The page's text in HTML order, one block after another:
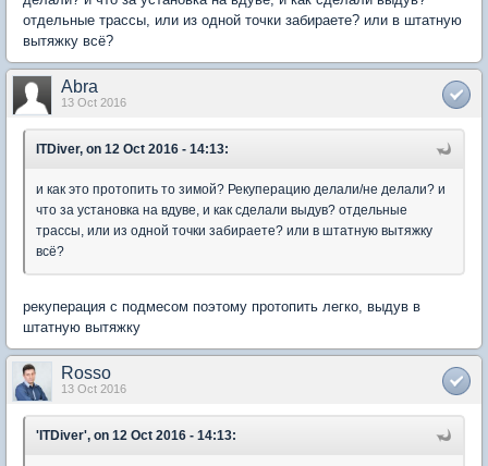
отдельные трассы, или из одной точки забираете? или в штатную
вытяжку всё?
Abra
13 Oct 2016
ITDiver, on 12 Oct 2016 - 14:13:
и как это протопить то зимой? Рекуперацию делали/не делали? и
что за установка на вдуве, и как сделали выдув? отдельные
трассы, или из одной точки забираете? или в штатную вытяжку
всё?
рекуперация с подмесом поэтому протопить легко, выдув в
штатную вытяжку
Rosso
13 Oct 2016
'ITDiver', on 12 Oct 2016 - 14:13: